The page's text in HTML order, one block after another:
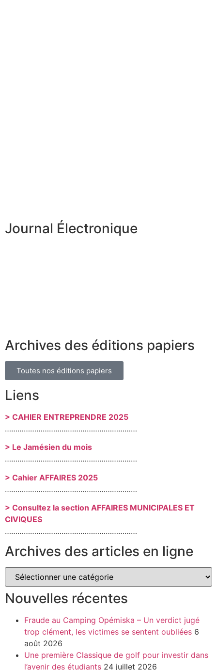
Journal Électronique
Archives des éditions papiers
Toutes nos éditions papiers
Liens
> CAHIER ENTREPRENDRE 2025
………………………………………………………
> Le Jamésien du mois
………………………………………………………
> Cahier AFFAIRES 2025
………………………………………………………
> Consultez la section AFFAIRES MUNICIPALES ET
CIVIQUES
………………………………………………………
Archives des articles en ligne
Nouvelles récentes
Fraude au Camping Opémiska – Un verdict jugé
trop clément, les victimes se sentent oubliées 6
août 2026
Une première Classique de golf pour investir dans
l’avenir des étudiants 24 juillet 2026